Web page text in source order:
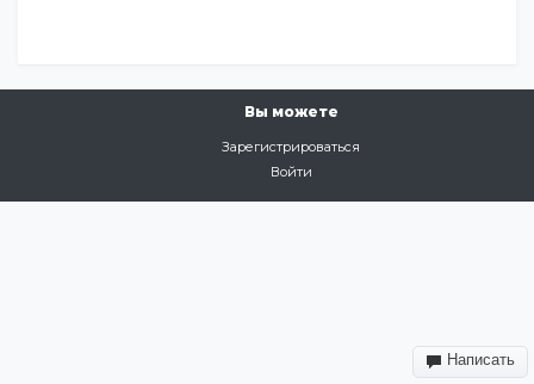
Вы можете
Зарегистрироваться
Войти
Написать